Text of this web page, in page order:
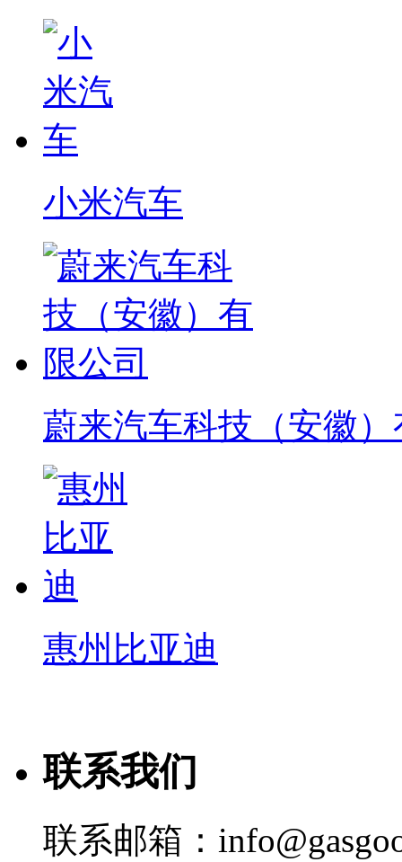
小米汽车
蔚来汽车科技（安徽
惠州比亚迪
联系我们
联系邮箱：